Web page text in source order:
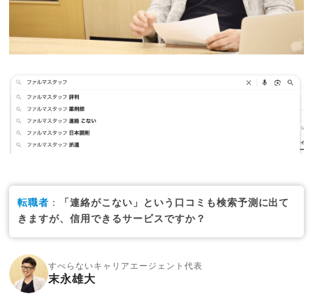
転職者 ：
「連絡がこない」という口コミも検索予測に出て
きますが、信用できるサービスですか？
すべらないキャリアエージェント代表
末永雄大